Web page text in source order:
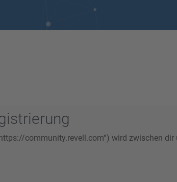
community.revell.com“) wird zwischen